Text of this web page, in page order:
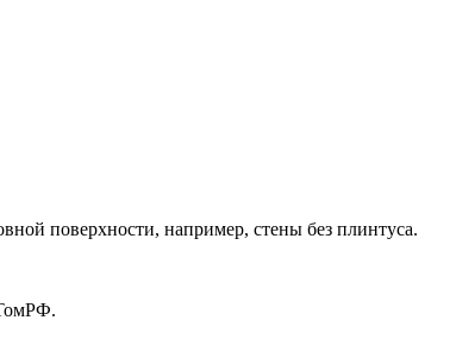
поверхности, например, стены без плинтуса.